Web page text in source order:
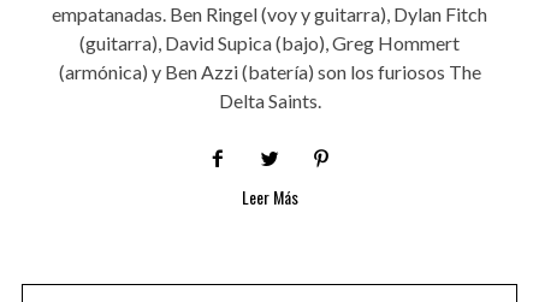
empatanadas. Ben Ringel (voy y guitarra), Dylan Fitch
(guitarra), David Supica (bajo), Greg Hommert
(armónica) y Ben Azzi (batería) son los furiosos The
Delta Saints.
Leer Más